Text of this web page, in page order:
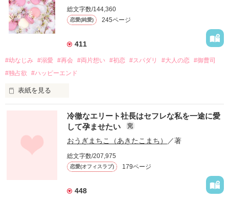
総文字数/144,360
恋愛(純愛) 245ページ
411
#幼なじみ #溺愛 #再会 #両片想い #初恋 #スパダリ #大人の恋 #御曹司
#独占欲
#ハッピーエンド
表紙を見る
幼なじみの哲平に淡い恋心を抱いていた美桜。
しかし、ある出来事をきっかけに二人の関係は壊れてしまう。
関係修復もできないまま、美桜は両親の離婚によって
引っ越すことになり、哲平とも離れ離れになった。
それから約十二年後。
冷徹なエリート社長はセフレな私を一途に愛
して孕ませたい
完
おうぎまちこ（あきたこまち） ／著
総文字数/207,975
恋愛(オフィスラブ) 179ページ
448